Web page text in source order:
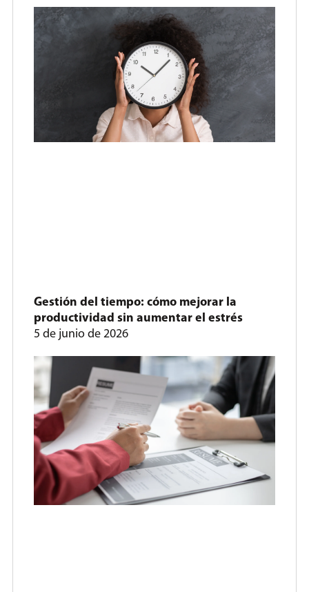
Gestión del tiempo: cómo mejorar la
productividad sin aumentar el estrés
5 de junio de 2026